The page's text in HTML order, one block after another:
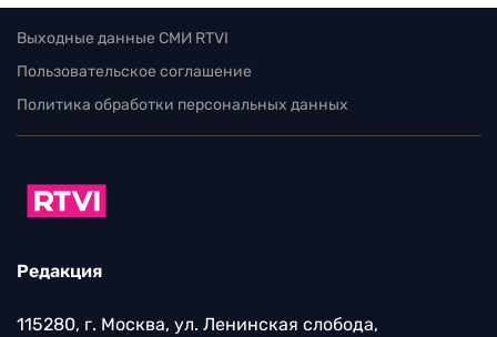
Выходные данные СМИ RTVI
Пользовательское соглашение
Политика обработки персональных данных
Редакция
115280, г. Москва, ул. Ленинская слобода,